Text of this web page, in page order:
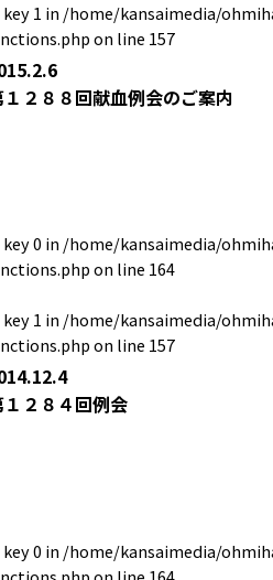
1 in /home/kansaimedia/
on line 157
２８８回献血例会のご案内
0 in /home/kansaimedia/
on line 164
1 in /home/kansaimedia/
on line 157
１２８４回例会
0 in /home/kansaimedia/